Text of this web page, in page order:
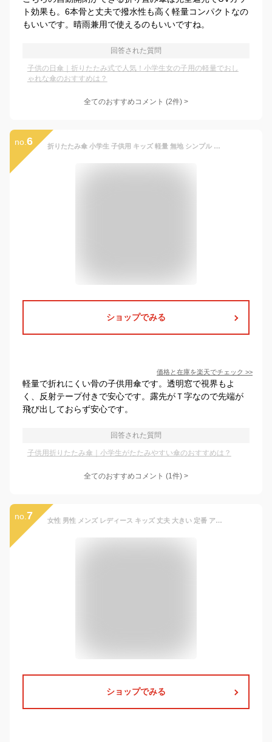
ト効果も。6本骨と丈夫で撥水性も高く軽量コンパクトなの
もいいです。晴雨兼用で使えるのもいいですね。
回答された質問
子供の日傘｜折りたたみ式で人気！小学生女の子用の軽量でおし
ゃれな傘のおすすめは？
全てのおすすめコメント (2件) >
no. 6 折りたたみ傘 小学生 子供用 キッズ 軽量 無地 シンプル 手動式 イエロー ネイビー ミント 55cm | まとめ買い 置き傘 卒団 カサ かさ 子ども 雨具 男の子 女の子 かわいい 折り畳み傘 折り畳みかさ 折りたたみかさ 雨傘 傘 ジュニア 子供用傘 学童 黄色 紺 撥水 防水 軽い
ショップでみる
価格と在庫を楽天でチェック >>
軽量で折れにくい骨の子供用傘です。透明窓で視界もよ
く、反射テープ付きで安心です。露先がＴ字なので先端が
飛び出しておらず安心です。
回答された質問
子供用折りたたみ傘｜小学生がたたみやすい傘のおすすめは？
全てのおすすめコメント (1件) >
no. 7 女性 男性 メンズ レディース キッズ 丈夫 大きい 定番 アウトドア 傘 子供 折畳み傘 折り畳み傘 おりたたみ傘 54cm 自動開閉 折りたたみ傘 OUTDOOR 軽量 自動開閉 折りたたみ傘
ショップでみる